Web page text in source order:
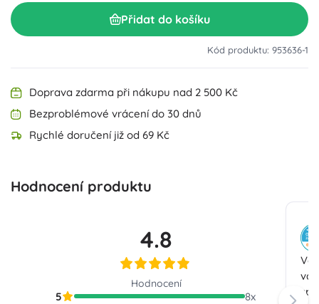
Přidat do košíku
Kód produktu: 953636-1
Doprava zdarma při nákupu nad 2 500 Kč
Bezproblémové vrácení do 30 dnů
Rychlé doručení již od 69 Kč
Hodnocení produktu
4.8
Hodnocení
5 8x